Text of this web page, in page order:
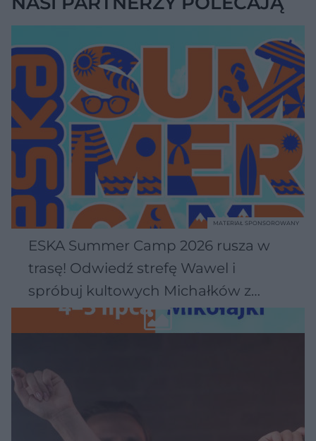
ESKA Summer Camp 2026 rusza w
trasę! Odwiedź strefę Wawel i
spróbuj kultowych Michałków z
Wawelu
MATERIAŁ SPONSOROWANY